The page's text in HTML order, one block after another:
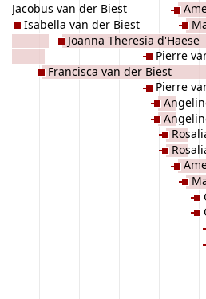
Jacobus van der Biest
Isabella van der Biest
Francisca van der Biest
Joanna Theresia d'Haese
Pierre
Pierre